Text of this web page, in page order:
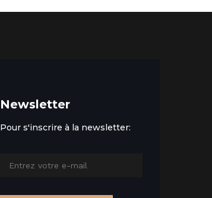
Newsletter
Pour s'inscrire à la newsletter: